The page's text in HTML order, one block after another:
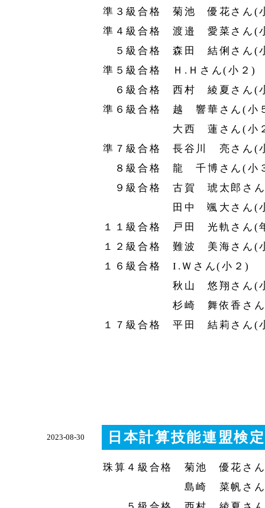
準３級合格 菊池 優花さん(
準４級合格 渡邉 愛菜さん(
５級合格 森田 結俐さん(
準５級合格 Ｈ.Ｈさん(小２)
６級合格 西村 綾夏さん(
準６級合格 越 響華さん(小
大西 蓮さん(小
準７級合格 長谷川 亮さん(
８級合格 龍 千博さん(小
９級合格 古賀 琥太郎さ
田中 颯大さん(小
１１級合格 戸田 光軌さん(
１２級合格 難波 美海さん(
１６級合格 I.Ｗさん(小２)
秋山 悠翔さん(小
杉崎 舞依香さん(
１７級合格 平田 結莉さん(
2023-08-30 日本計算技能連盟検
珠算４級合格 菊池 優花さ
島崎 菜帆さん(